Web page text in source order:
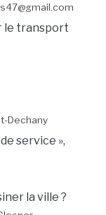
le transport
Dechany
service »,
la ville ?